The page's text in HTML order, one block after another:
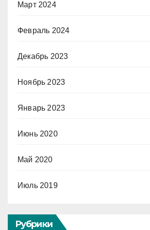
Март 2024
Февраль 2024
Декабрь 2023
Ноябрь 2023
Январь 2023
Июнь 2020
Май 2020
Июль 2019
Рубрики